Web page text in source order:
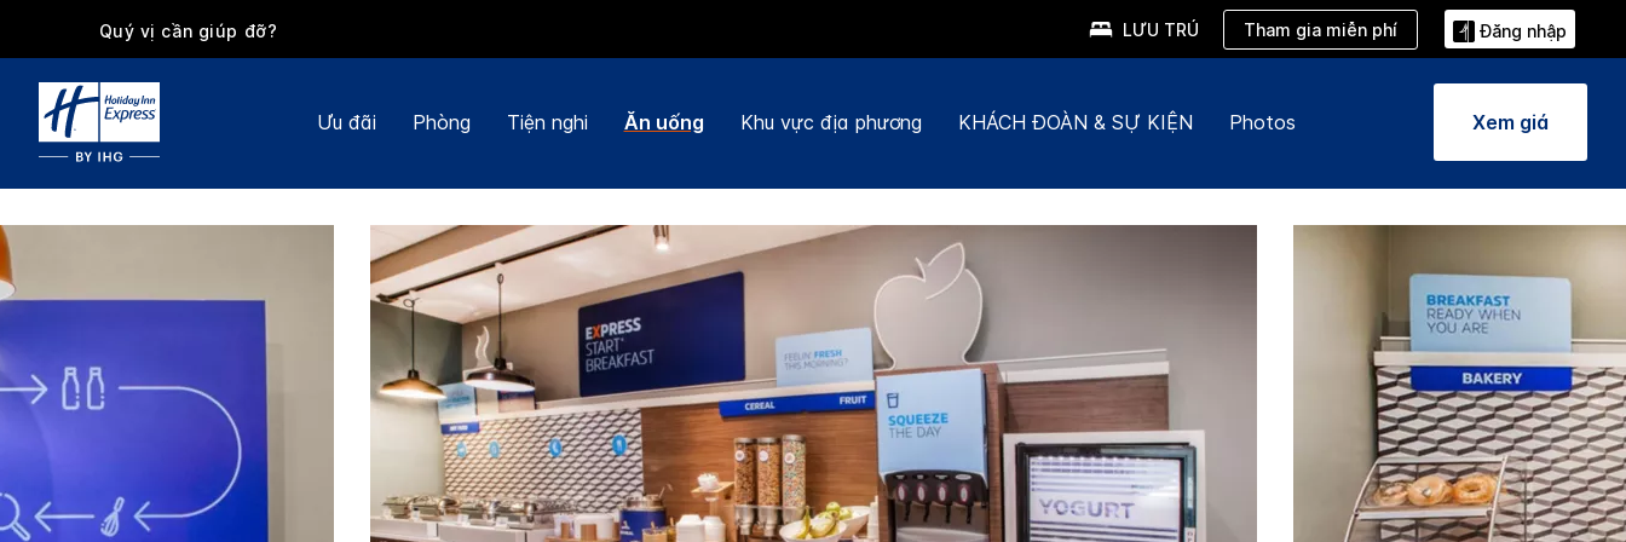
Quý vị cần giúp đỡ? LƯU TRÚ Tham gia miễn phí Đăng nhập
Ưu đãi Phòng Tiện nghi Ăn uống Khu vực địa phương KHÁCH ĐOÀN & SỰ KIỆN Photos Xem giá